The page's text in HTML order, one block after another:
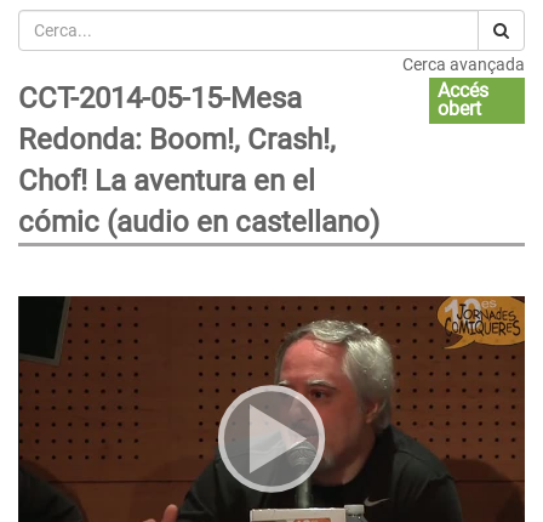
Cerca
Cerca avançada
CCT-2014-05-15-Mesa
Redonda: Boom!, Crash!,
Chof! La aventura en el
cómic (audio en castellano)
Accés
obert